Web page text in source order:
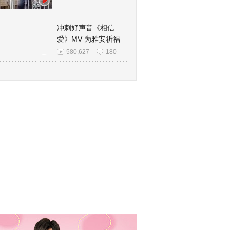
冲刺好声音《相信
爱》MV 为雅安祈福
580,627 180